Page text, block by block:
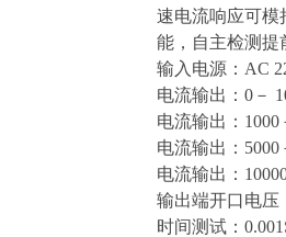
速电流响应可模
能，自主检测提
输入电源： AC
电流输出： 0－
电流输出：
电流输出：
电流输出：
输出端开口电压
时间测试：